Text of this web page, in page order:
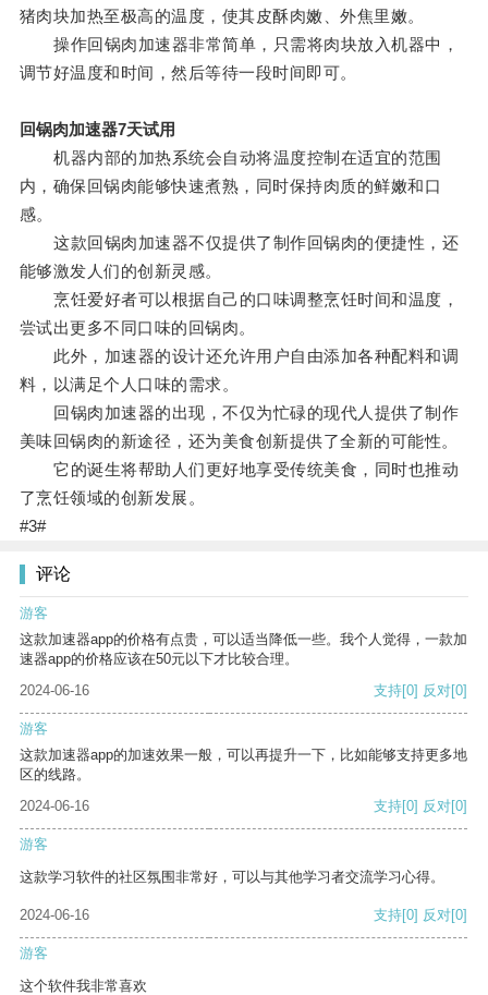
猪肉块加热至极高的温度，使其皮酥肉嫩、外焦里嫩。
操作回锅肉加速器非常简单，只需将肉块放入机器中，
调节好温度和时间，然后等待一段时间即可。
回锅肉加速器7天试用
机器内部的加热系统会自动将温度控制在适宜的范围
内，确保回锅肉能够快速煮熟，同时保持肉质的鲜嫩和口
感。
这款回锅肉加速器不仅提供了制作回锅肉的便捷性，还
能够激发人们的创新灵感。
烹饪爱好者可以根据自己的口味调整烹饪时间和温度，
尝试出更多不同口味的回锅肉。
此外，加速器的设计还允许用户自由添加各种配料和调
料，以满足个人口味的需求。
回锅肉加速器的出现，不仅为忙碌的现代人提供了制作
美味回锅肉的新途径，还为美食创新提供了全新的可能性。
它的诞生将帮助人们更好地享受传统美食，同时也推动
了烹饪领域的创新发展。
#3#
评论
游客
这款加速器app的价格有点贵，可以适当降低一些。我个人觉得，一款加
速器app的价格应该在50元以下才比较合理。
2024-06-16
支持[0] 反对[0]
游客
这款加速器app的加速效果一般，可以再提升一下，比如能够支持更多地
区的线路。
2024-06-16
支持[0] 反对[0]
游客
这款学习软件的社区氛围非常好，可以与其他学习者交流学习心得。
2024-06-16 支持[0] 反对[0]
游客
这个软件我非常喜欢